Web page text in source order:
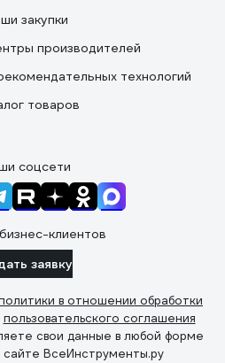
закупки
производителей
технологий
товаров
соцсети
клиентов
заявку
в отношении обработки
пользовательского соглашения
свои данные в любой форме
сайте ВсеИнструменты.ру